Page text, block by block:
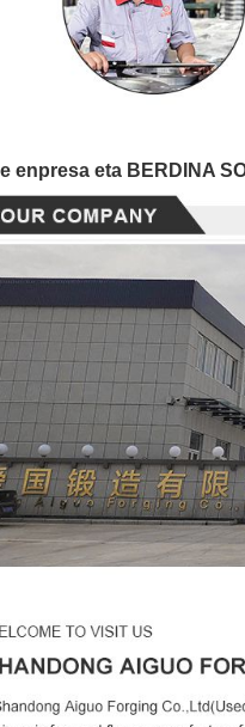
enpresa eta BERDINA